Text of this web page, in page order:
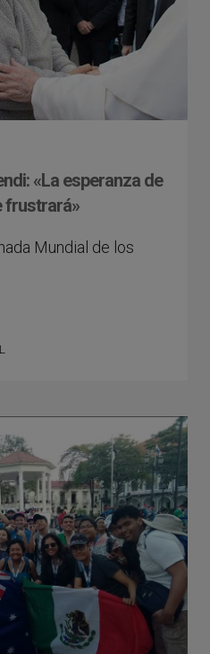
«La esperanza de
frustrará»
Mundial de los